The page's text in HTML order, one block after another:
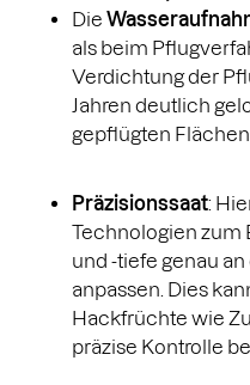
Die
als beim
Verdichtung der
Jahren deutlich
gepflügten
Präzisionssaat:
Technologien zum
und -tiefe genau
anpassen. Dies
Hackfrüchte wie
präzise Kontrolle